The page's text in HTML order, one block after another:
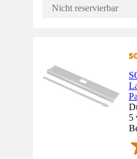
Nicht reservierbar
5